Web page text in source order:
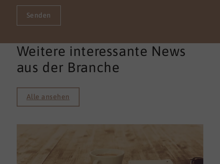
Senden
Weitere interessante News
aus der Branche
Alle ansehen